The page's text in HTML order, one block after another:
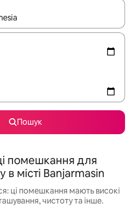
пошуку, використовуйте для
Пошук
помешкання для
в місті Banjarmasin
ці помешкання мають високі
чистоту та інше.